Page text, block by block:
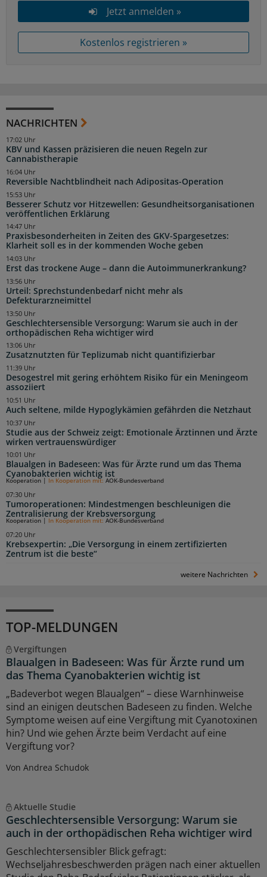
Jetzt anmelden »
Kostenlos registrieren »
NACHRICHTEN
KBV und Kassen präzisieren die neuen Regeln zur
Cannabistherapie
17:02 Uhr
Reversible Nachtblindheit nach Adipositas-Operation
16:04 Uhr
Besserer Schutz vor Hitzewellen: Gesundheitsorganisationen
veröffentlichen Erklärung
15:53 Uhr
Praxisbesonderheiten in Zeiten des GKV-Spargesetzes:
Klarheit soll es in der kommenden Woche geben
14:47 Uhr
Erst das trockene Auge – dann die Autoimmunerkrankung?
14:03 Uhr
Urteil: Sprechstundenbedarf nicht mehr als
Defekturarzneimittel
13:56 Uhr
Geschlechtersensible Versorgung: Warum sie auch in der
orthopädischen Reha wichtiger wird
13:50 Uhr
Zusatznutzten für Teplizumab nicht quantifizierbar
13:06 Uhr
Desogestrel mit gering erhöhtem Risiko für ein Meningeom
assoziiert
11:39 Uhr
Auch seltene, milde Hypoglykämien gefährden die Netzhaut
10:51 Uhr
Studie aus der Schweiz zeigt: Emotionale Ärztinnen und Ärzte
wirken vertrauenswürdiger
10:37 Uhr
Blaualgen in Badeseen: Was für Ärzte rund um das Thema
Cyanobakterien wichtig ist
10:01 Uhr
Tumoroperationen: Mindestmengen beschleunigen die
Zentralisierung der Krebsversorgung
Kooperation In Kooperation mit: AOK-Bundesverband
07:30 Uhr
Krebsexpertin: „Die Versorgung in einem zertifizierten
Zentrum ist die beste“
Kooperation | In Kooperation mit: AOK-Bundesverband
07:20 Uhr
weitere Nachrichten
TOP-MELDUNGEN
Vergiftungen
Blaualgen in Badeseen: Was für Ärzte rund um
das Thema Cyanobakterien wichtig ist
„Badeverbot wegen Blaualgen“ – diese Warnhinweise
sind an einigen deutschen Badeseen zu finden. Welche
Symptome weisen auf eine Vergiftung mit Cyanotoxinen
hin? Und wie gehen Ärzte beim Verdacht auf eine
Vergiftung vor?
Von Andrea Schudok
Aktuelle Studie
Geschlechtersensible Versorgung: Warum sie
auch in der orthopädischen Reha wichtiger wird
Geschlechtersensibler Blick gefragt:
Wechseljahresbeschwerden prägen nach einer aktuellen